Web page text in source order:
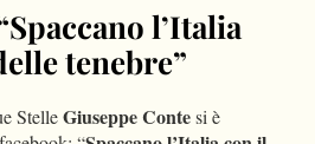
l’Italia
tenebre”
StelleGiuseppe Contesi è